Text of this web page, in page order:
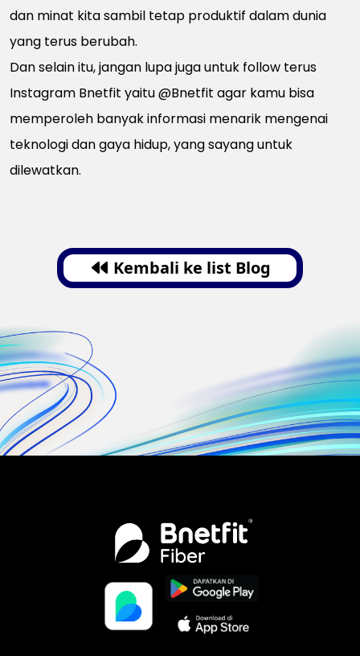
dan minat kita sambil tetap produktif dalam dunia
yang terus berubah.
Dan selain itu, jangan lupa juga untuk follow terus
Instagram Bnetfit yaitu@Bnetfit agar kamu bisa
memperoleh banyak informasi menarik mengenai
teknologi dan gaya hidup, yang sayang untuk
dilewatkan.
Kembali ke list Blog